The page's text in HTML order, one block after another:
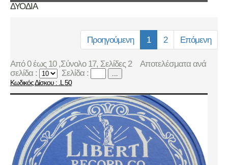
ΔΥΟΔΙΑ
Προηγούμενη 1 2 Επόμενη
Από 0 έως 10 ,Σύνολο 17, Σελίδες 2
Αποτελέσματα ανά
σελίδα :
Σελίδα :
Κωδικός Δίσκου : .L 50